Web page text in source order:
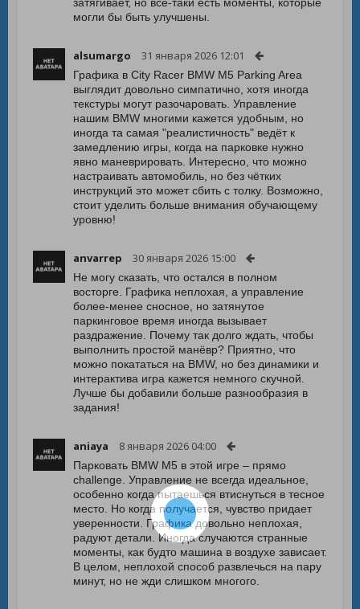
могли бы быть улучшены.
alsumargo 31 января 2026 12:01
Графика в City Racer BMW M5 Parking Area
выглядит довольно симпатично, хотя иногда
текстуры могут разочаровать. Управление
нашим BMW многими кажется удобным, но
иногда та самая "реалистичность" ведёт к
замедлению игры, когда на парковке нужно
явно маневрировать. Интересно, что можно
настраивать автомобиль, но без чётких
инструкций это может сбить с толку. Возможно,
стоит уделить больше внимания обучающему
уровню!
anvarrep 30 января 2026 15:00
Не могу сказать, что остался в полном
восторге. Графика неплохая, а управление
более-менее сносное, но затянутое
паркинговое время иногда вызывает
раздражение. Почему так долго ждать, чтобы
выполнить простой манёвр? Приятно, что
можно покататься на BMW, но без динамики и
интерактива игра кажется немного скучной.
Лучше бы добавили больше разнообразия в
задания!
aniaya 8 января 2026 04:00
Парковать BMW M5 в этой игре – прямо
challenge. Управление не всегда идеальное,
особенно когда пытаешься втиснуться в тесное
место. Но когда получается, чувство придает
уверенности. Графика довольно неплохая,
радуют детали. Иногда случаются странные
моменты, как будто машина в воздухе зависает.
В целом, неплохой способ развлечься на пару
минут, но не жди слишком многого.